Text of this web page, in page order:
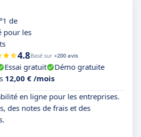
de
pour les
4.8Basé sur +200 avis
Essai gratuit
Démo gratuite
12,00 € /mois
en ligne pour les entreprises.
des notes de frais et des